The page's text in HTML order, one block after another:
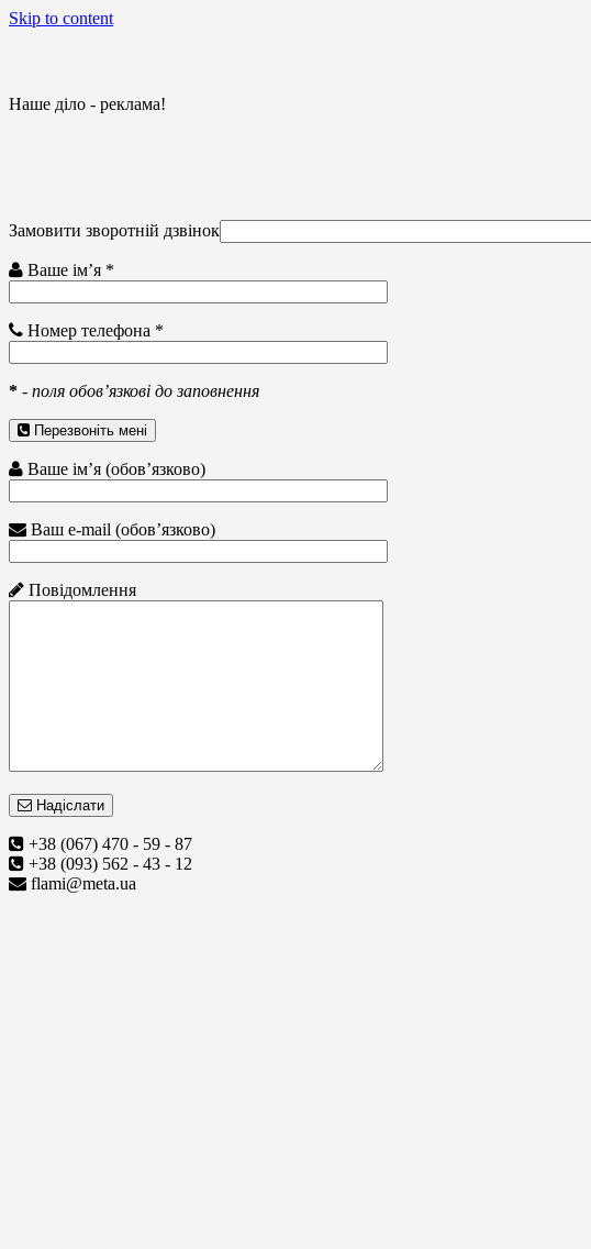
Skip to content
Наше діло - реклама!
Замовити зворотній дзвінок
Ваше ім’я *
Номер телефона *
* - поля обов’язкові до заповнення
Перезвоніть мені
Ваше ім’я (обов’язково)
Ваш e-mail (обов’язково)
Повідомлення
Надіслати
+38 (067) 470 - 59 - 87
+38 (093) 562 - 43 - 12
flami@meta.ua